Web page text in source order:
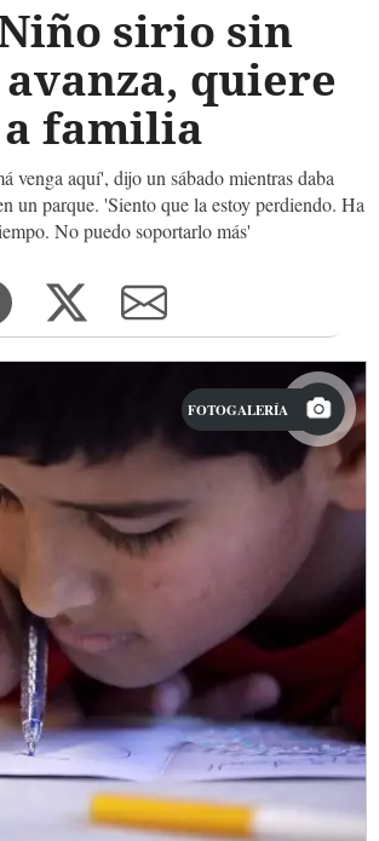
sirio sin
quiere
familia
venga aquí', dijo un sábado mientras daba
un parque. 'Siento que la estoy perdiendo. Ha
No puedo soportarlo más'
FOTOGALERÍA